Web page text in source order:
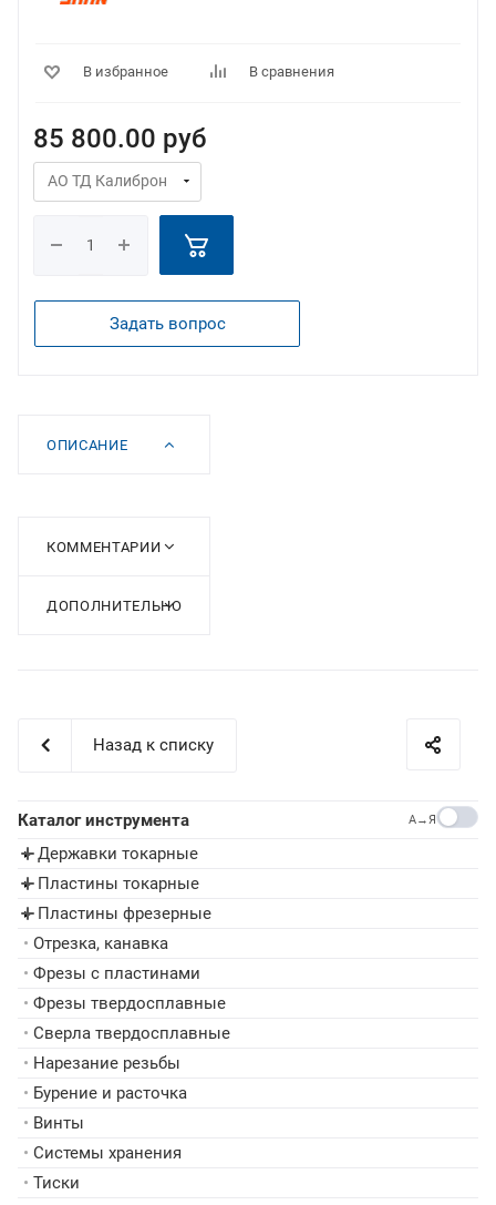
В избранное В сравнения
85 800.00 руб
Задать вопрос
ОПИСАНИЕ
КОММЕНТАРИИ
ДОПОЛНИТЕЛЬНО
Назад к списку
Каталог инструмента A→Я
▸ Державки токарные
▸ Пластины токарные
▸ Пластины фрезерные
• Отрезка, канавка
• Фрезы с пластинами
• Фрезы твердосплавные
• Сверла твердосплавные
• Нарезание резьбы
• Бурение и расточка
• Винты
• Системы хранения
• Тиски